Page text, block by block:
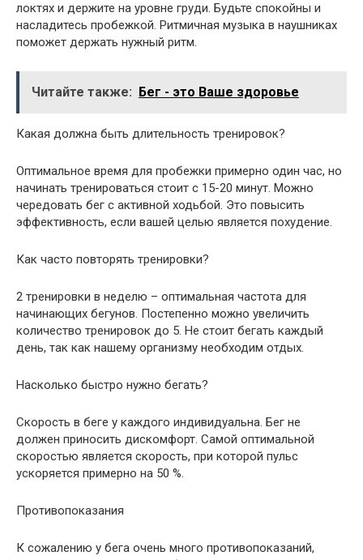
локтях и держите на уровне груди. Будьте спокойны и
насладитесь пробежкой. Ритмичная музыка в наушниках
поможет держать нужный ритм.
Читайте также: Бег - это Ваше здоровье
Какая должна быть длительность тренировок?
Оптимальное время для пробежки примерно один час, но
начинать тренироваться стоит с 15-20 минут. Можно
чередовать бег с активной ходьбой. Это повысить
эффективность, если вашей целью является похудение.
Как часто повторять тренировки?
2 тренировки в неделю – оптимальная частота для
начинающих бегунов. Постепенно можно увеличить
количество тренировок до 5. Не стоит бегать каждый
день, так как нашему организму необходим отдых.
Насколько быстро нужно бегать?
Скорость в беге у каждого индивидуальна. Бег не
должен приносить дискомфорт. Самой оптимальной
скоростью является скорость, при которой пульс
ускоряется примерно на 50 %.
Противопоказания
К сожалению у бега очень много противопоказаний,